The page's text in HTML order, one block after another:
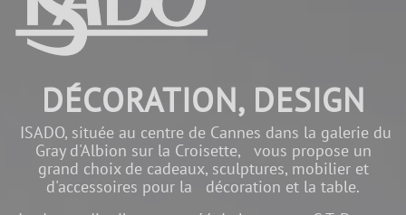
DÉCORATION, DESIGN
ISADO, située au centre de Cannes dans la galerie du
Gray d'Albion sur la Croisette, vous propose un
grand choix de cadeaux, sculptures, mobilier et
d'accessoires pour la décoration et la table.